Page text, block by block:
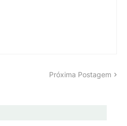
Próxima Postagem